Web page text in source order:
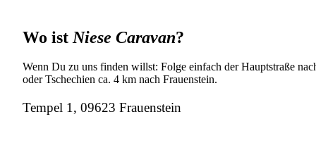
Wo ist Niese Caravan?
Wenn Du zu uns finden willst: Folge einfach der Hauptstraße
oder Tschechien ca. 4 km nach Frauenstein.
Tempel 1, 09623 Frauenstein